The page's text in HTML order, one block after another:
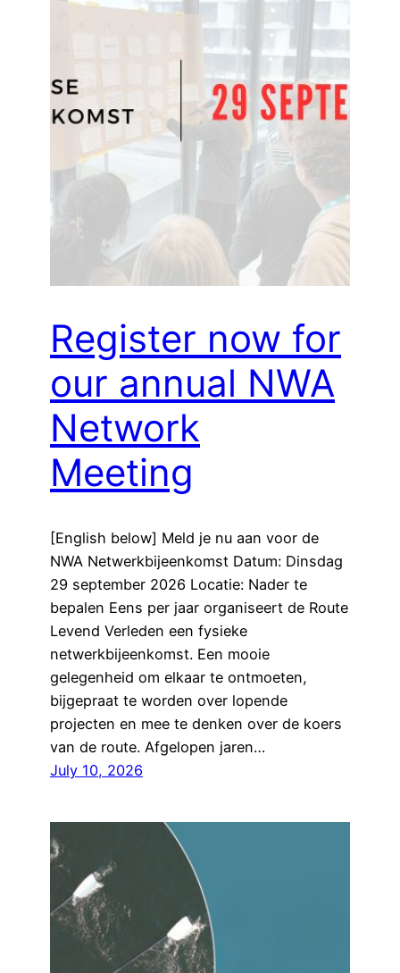
Register now for
our annual NWA
Network
Meeting
[English below] Meld je nu aan voor de
NWA Netwerkbijeenkomst Datum: Dinsdag
29 september 2026 Locatie: Nader te
bepalen Eens per jaar organiseert de Route
Levend Verleden een fysieke
netwerkbijeenkomst. Een mooie
gelegenheid om elkaar te ontmoeten,
bijgepraat te worden over lopende
projecten en mee te denken over de koers
van de route. Afgelopen jaren…
July 10, 2026